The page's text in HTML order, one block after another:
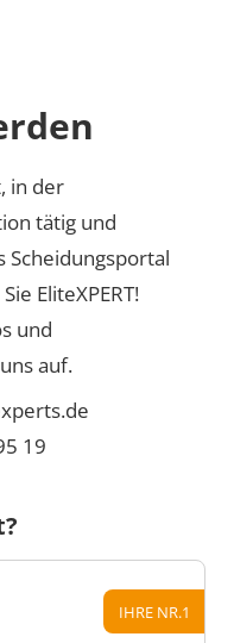
in der
tätig und
Scheidungsportal
EliteXPERT!
und
auf.
19
IHRE NR.1